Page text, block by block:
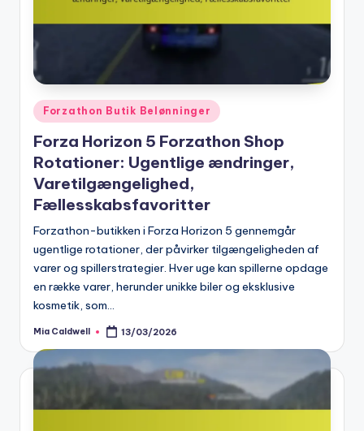
Posted
in
Forzathon Butik Belønninger
Forza Horizon 5 Forzathon Shop
Rotationer: Ugentlige ændringer,
Varetilgængelighed,
Fællesskabsfavoritter
Forzathon-butikken i Forza Horizon 5 gennemgår
ugentlige rotationer, der påvirker tilgængeligheden af
varer og spillerstrategier. Hver uge kan spillerne opdage
en række varer, herunder unikke biler og eksklusive
kosmetik, som…
Posted
Mia Caldwell 13/03/2026